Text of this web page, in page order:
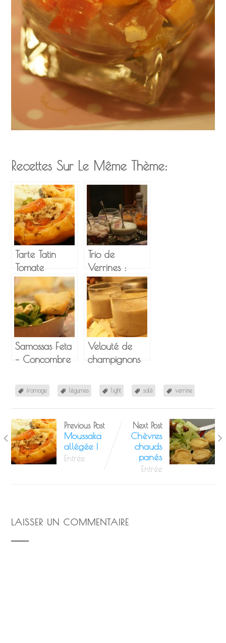
Recettes Sur Le Même Thème:
Tarte Tatin
Tomate
Mozzarella
Trio de
Verrines :
Carottes,
Courgettes et
Crème de
Jambon
Samossas Feta
– Concombre
Velouté de
champignons
fromage légumes light salé verrine
Previous Post
Moussaka
allégée !
Entrée
Next Post
Chèvres
chauds
panés
Entrée
LAISSER UN COMMENTAIRE